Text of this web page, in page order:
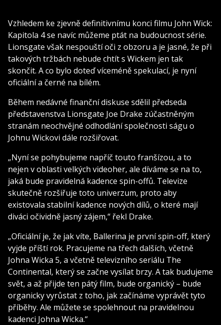
Vzhledem ke zjevně definitivnímu konci filmu John Wick:
Kapitola 4 se navíc můžeme ptát na budoucnost série.
Lionsgate však nespouští oči z obzoru a je jasné, že při
takových tržbách nebude chtít s Wickem jen tak
skončit. A co bylo doteď víceméně spekulací, je nyní
oficiální a černé na bílém.
Během nedávné finanční diskuse sdělil předseda
představenstva Lionsgate Joe Drake zúčastněným
stranám neochvějné odhodlání společnosti ságu o
Johnu Wickovi dále rozšiřovat.
„Nyní se pohybujeme napříč touto franšízou, a to
nejen v oblasti velkých videoher, ale díváme se na to,
jaká bude pravidelná kadence spin-offů. Televize
skutečně rozšiřuje toto univerzum, proto aby
existovala stabilní kadence nových dílů, o které mají
diváci očividně jasný zájem,“ řekl Drake.
„Oficiální je, že jak víte, Ballerina je první spin-off, který
vyjde příští rok. Pracujeme na třech dalších, včetně
Johna Wicka 5, a včetně televizního seriálu The
Continental, který se začne vysílat brzy. A tak budujeme
svět, a až přijde ten pátý film, bude organický – bude
organicky vyrůstat z toho, jak začínáme vyprávět tyto
příběhy. Ale můžete se spolehnout na pravidelnou
kadenci Johna Wicka.“